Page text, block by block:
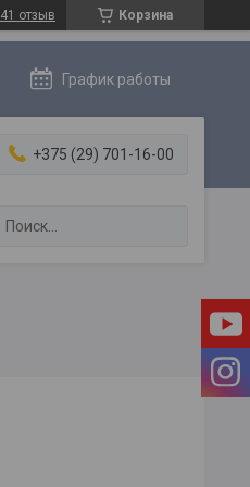
Корзина
41 отзыв
График работы
+375 (29) 701-16-00